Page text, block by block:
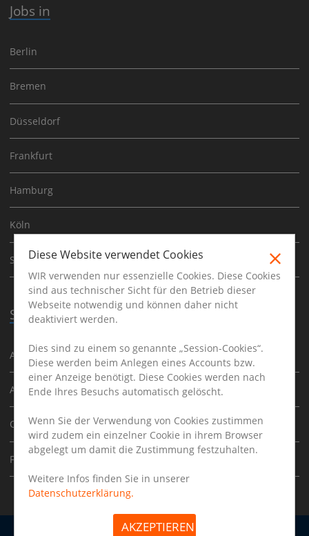
Jobs in
Berlin
Bremen
Düsseldorf
Frankfurt
Hamburg
Köln
Stuttgart
Stellenangebote
Ausbildung
Augenoptikermeister
Optometrist
Filialleiter
Impressum Datenschutz
Diese Website verwendet Cookies
WIR verwenden nur essenzielle Cookies. Diese Cookies
sind aus technischer Sicht für den Betrieb dieser
Webseite notwendig und können daher nicht
deaktiviert werden.
Dies sind zu einem so genannte „Session-Cookies“.
Diese werden beim Anlegen eines Accounts bzw.
einer Anzeige benötigt. Diese Cookies werden nach
Ende Ihres Besuchs automatisch gelöscht.
Wenn Sie der Verwendung von Cookies zustimmen
wird zudem ein einzelner Cookie in ihrem Browser
abgelegt um damit die Zustimmung festzuhalten.
Weitere Infos finden Sie in unserer
Datenschutzerklärung.
AKZEPTIEREN